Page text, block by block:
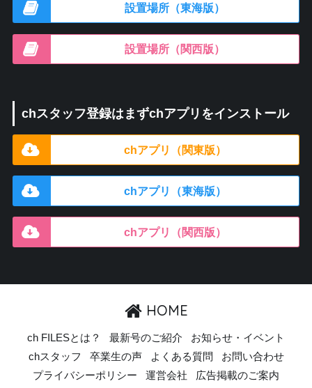
設置場所（東海版）
設置場所（関西版）
chスタッフ登録はまずchアプリをインストール
chアプリ（関東版）
chアプリ（東海版）
chアプリ（関西版）
HOME
ch FILESとは？ 最新号のご紹介
お知らせ・イベント
chスタッフ
卒業生の声 よくある質問
お問い合わせ
プライバシーポリシー
運営会社 広告掲載のご案内